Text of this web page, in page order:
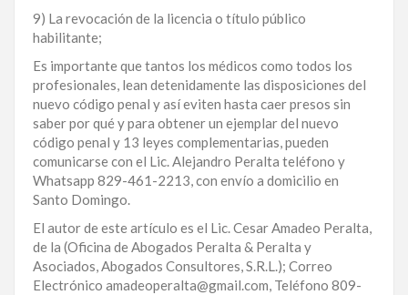
9) La revocación de la licencia o título público
habilitante;
Es importante que tantos los médicos como todos los
profesionales, lean detenidamente las disposiciones del
nuevo código penal y así eviten hasta caer presos sin
saber por qué y para obtener un ejemplar del nuevo
código penal y 13 leyes complementarias, pueden
comunicarse con el Lic. Alejandro Peralta teléfono y
Whatsapp 829-461-2213, con envío a domicilio en
Santo Domingo.
El autor de este artículo es el Lic. Cesar Amadeo Peralta,
de la (Oficina de Abogados Peralta & Peralta y
Asociados, Abogados Consultores, S.R.L.); Correo
Electrónico amadeoperalta@gmail.com, Teléfono 809-